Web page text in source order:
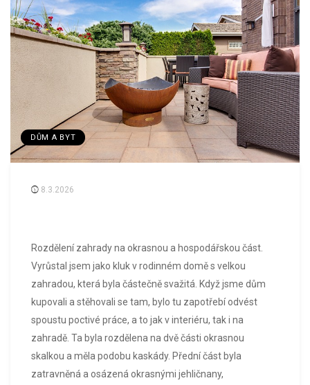
DŮM A BYT
8.3.2026
Rozdělení zahrady na okrasnou a hospodářskou část.
Vyrůstal jsem jako kluk v rodinném domě s velkou
zahradou, která byla částečně svažitá. Když jsme dům
kupovali a stěhovali se tam, bylo tu zapotřebí odvést
spoustu poctivé práce, a to jak v interiéru, tak i na
zahradě. Ta byla rozdělena na dvě části okrasnou
skalkou a měla podobu kaskády. Přední část byla
zatravněná a osázená okrasnými jehličnany,